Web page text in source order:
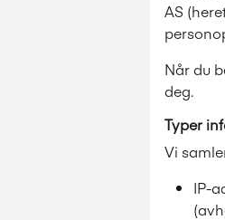
AS
Når du
deg.
Typer
Vi
IP-